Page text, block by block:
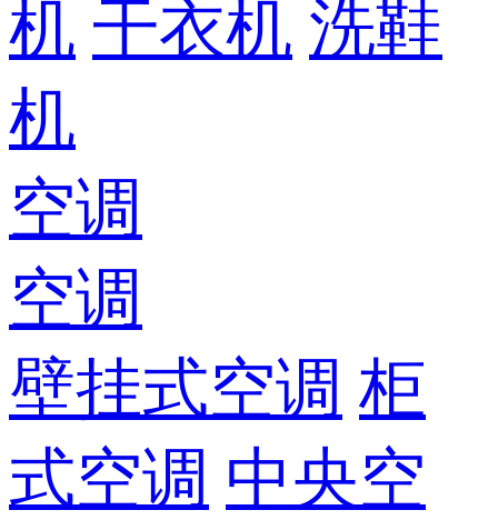
机 干衣机 洗鞋
机
空调
空调
壁挂式空调 柜
式空调 中央空